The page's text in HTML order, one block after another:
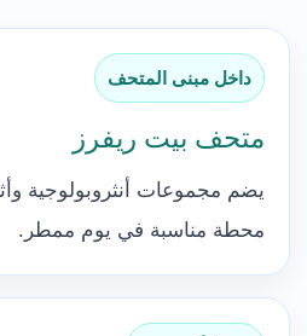
داخل مبنى المتحف
متحف بيت ريفرز
يضم مجموعات أنثروبولوجية
محطة مناسبة في يوم ممطر.